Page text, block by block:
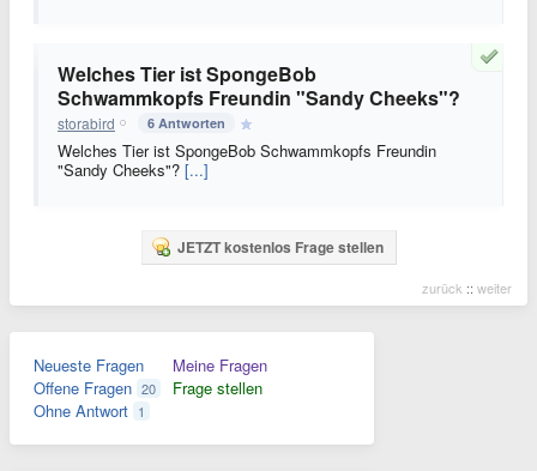
Welches Tier ist SpongeBob
Schwammkopfs Freundin "Sandy Cheeks"?
storabird 6 Antworten
Welches Tier ist SpongeBob Schwammkopfs Freundin
"Sandy Cheeks"? [...]
JETZT kostenlos Frage stellen
zurück :: weiter
Neueste Fragen
Offene Fragen 20
Ohne Antwort 1
Meine Fragen
Frage stellen